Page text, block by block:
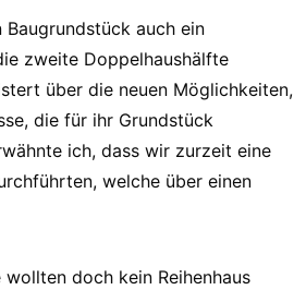
auch ein
zweite Doppelhaushälfte
über die neuen Möglichkeiten,
die für ihr Grundstück
ich, dass wir zurzeit eine
welche über einen
doch kein Reihenhaus